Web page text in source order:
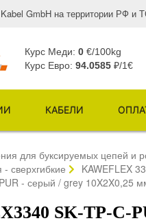
GmbH на территории РФ и
Курс Меди: 0 €/100kg
Курс Евро: 94.0585 ₽/1€
КАБЕЛИ
для буксируемых цепей и
сверхгибкие
KAWEFLEX
- серый / grey 10X2X0,25
SK-TP-C-